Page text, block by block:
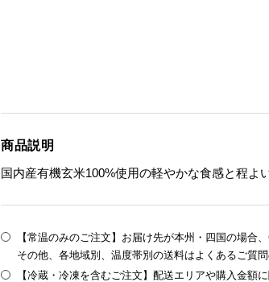
商品説明
国内産有機玄米100%使用の軽やかな食感と程よ
【常温のみのご注文】お届け先が本州・四国の場合
その他、各地域別、温度帯別の送料はよくあるご質
【冷蔵・冷凍を含むご注文】配送エリアや購入金額